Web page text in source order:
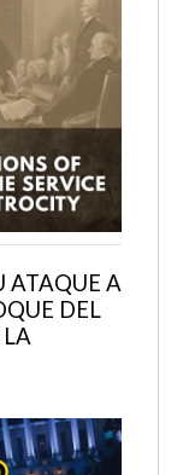
ATAQUE A
DEL